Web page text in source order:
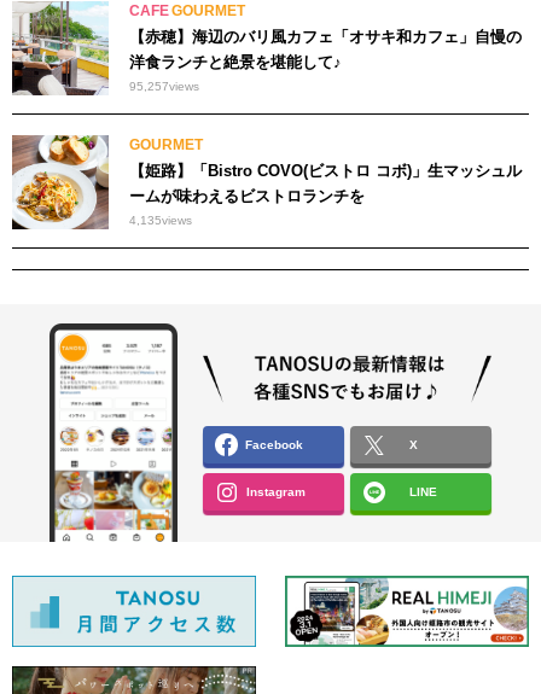
CAFEGOURMET
【赤穂】海辺のバリ風カフェ「オサキ和カフェ」自慢の
洋食ランチと絶景を堪能して♪
95,257views
GOURMET
【姫路】「Bistro COVO(ビストロ コボ)」生マッシュル
ームが味わえるビストロランチを
4,135views
Facebook X
Instagram LINE